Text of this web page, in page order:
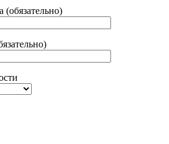
(обязательно)